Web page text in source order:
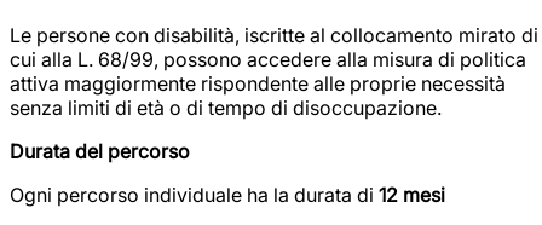
Le persone con disabilità, iscritte al collocamento mirato di
cui alla L. 68/99, possono accedere alla misura di politica
attiva maggiormente rispondente alle proprie necessità
senza limiti di età o di tempo di disoccupazione.
Durata del percorso
Ogni percorso individuale ha la durata di 12 mesi